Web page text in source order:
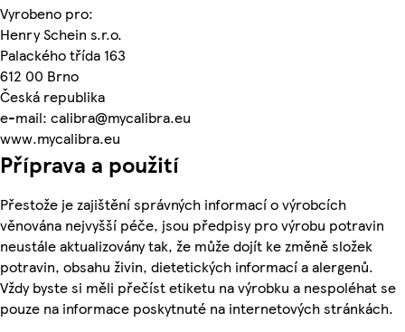
Vyrobeno pro:
Henry Schein s.r.o.
Palackého třída 163
612 00 Brno
Česká republika
e-mail: calibra@mycalibra.eu
www.mycalibra.eu
Příprava a použití
Přestože je zajištění správných informací o výrobcích
věnována nejvyšší péče, jsou předpisy pro výrobu potravin
neustále aktualizovány tak, že může dojít ke změně složek
potravin, obsahu živin, dietetických informací a alergenů.
Vždy byste si měli přečíst etiketu na výrobku a nespoléhat se
pouze na informace poskytnuté na internetových stránkách.